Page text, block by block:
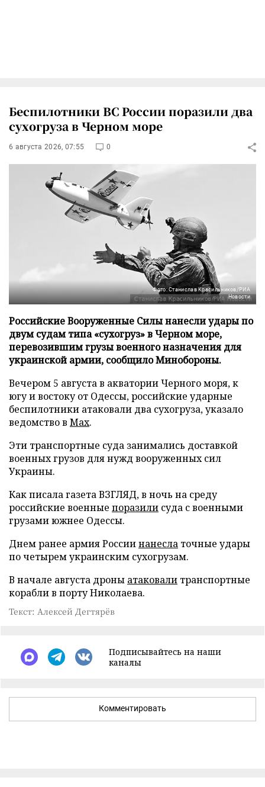
Беспилотники ВС России поразили два
сухогруза в Черном море
6 августа 2026, 07:55 0
Фото: Станислав Красильников/РИА
Новости
Российские Вооруженные Силы нанесли удары по
двум судам типа «сухогруз» в Черном море,
перевозившим грузы военного назначения для
украинской армии, сообщило Минобороны.
Вечером 5 августа в акватории Черного моря, к
югу и востоку от Одессы, российские ударные
беспилотники атаковали два сухогруза, указало
ведомство в Max.
Эти транспортные суда занимались доставкой
военных грузов для нужд вооруженных сил
Украины.
Как писала газета ВЗГЛЯД, в ночь на среду
российские военные поразили суда с военными
грузами южнее Одессы.
Днем ранее армия Россиинанесла точные удары
по четырем украинским сухогрузам.
В начале августа дроны атаковали транспортные
корабли в порту Николаева.
Текст: Алексей Дегтярёв
Подписывайтесь на наши
каналы
Комментировать